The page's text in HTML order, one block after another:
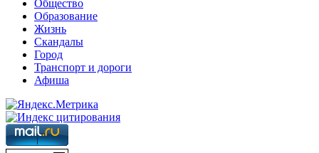
Общество
Образование
Жизнь
Скандалы
Город
Транспорт и дороги
Афиша